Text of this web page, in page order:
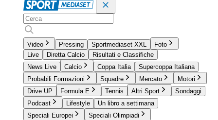
Video Pressing Sportmediaset XXL
Foto
Live
Diretta Calcio
Risultati e Classifiche
News Live
Calcio Coppa Italia
Supercoppa Italiana
Probabili Formazioni
Squadre Mercato
Motori
Drive UP
Formula E Tennis Altri Sport
Sondaggi
Podcast
Lifestyle
Un libro a settimana
Speciali Europei
Speciali Olimpiadi